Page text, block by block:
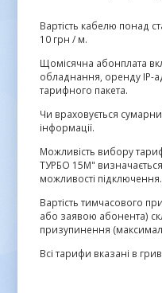
Вартість кабелю понад
10 грн / м.
Щомісячна абонплата
обладнання, оренду IP-
тарифного пакета.
Чи враховується
інформації.
Можливість вибору
ТУРБО 15М" визначається
можливості підключення.
Вартість тимчасового
або заявою абонента)
призупинення
Всі тарифи вказані в